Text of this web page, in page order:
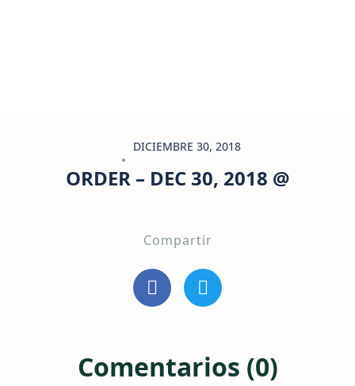
DICIEMBRE 30, 2018
ORDER – DEC 30, 2018 @
Compartir
Comentarios (0)